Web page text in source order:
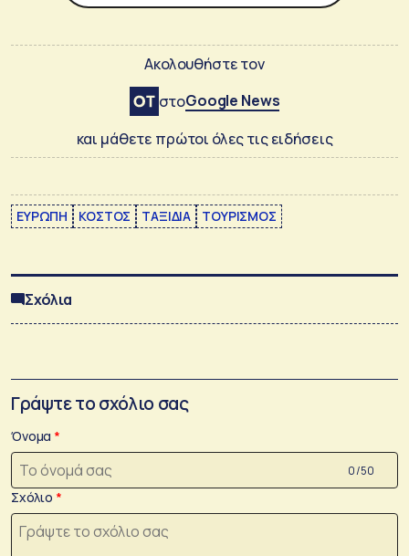
Ακολουθήστε τον
στοGoogle News
και μάθετε πρώτοι όλες τις ειδήσεις
ΕΥΡΩΠΗ ΚΟΣΤΟΣ ΤΑΞΙΔΙΑ ΤΟΥΡΙΣΜΟΣ
Σχόλια
Γράψτε το σχόλιο σας
Όνομα
0 /50
Σχόλιο